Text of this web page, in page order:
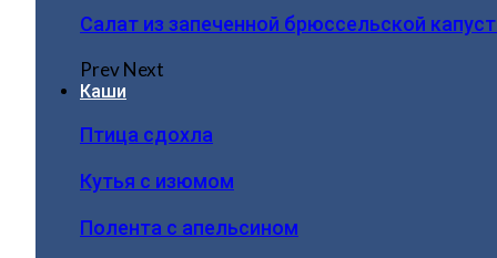
Салат из запеченной брюссельской
PrevNext
Каши
Птица сдохла
Кутья с изюмом
Полента с апельсином